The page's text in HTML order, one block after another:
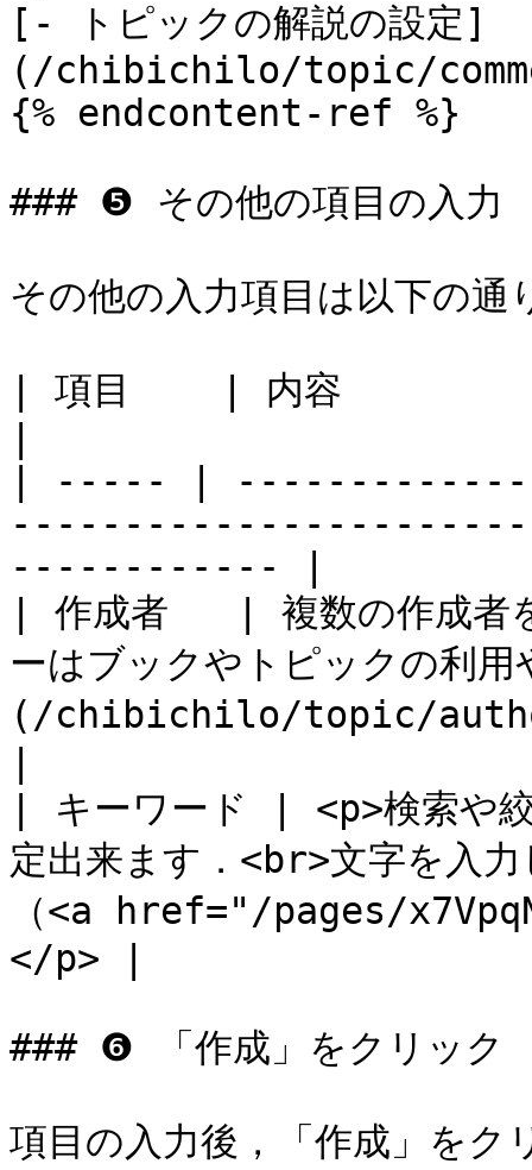
[- トピックの解説の設定]
(/chibichilo/topic/
{% endcontent-ref %}
### ❺ その他の項目の入力
その他の入力項目は以下の通
| 項目    | 内容
| ----- |
------------ |
| 作成者   | 複数の作成者
ーはブックやトピックの利
(/chibichilo/topic/
| キーワード | <p>検索や
定出来ます．<br>文字を入
（<a href="/pages/
</p> |
### ❻ 「作成」をクリック
項目の入力後，「作成」をク